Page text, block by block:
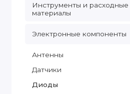
Инструменты и расходные
материалы
Электронные компоненты
Антенны
Датчики
Диоды